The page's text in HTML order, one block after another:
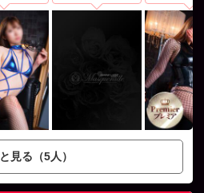
トは、来店ポイントがたまる①Insanity【ポ
と、
約ができる②Insanity【割引・予約】の２つ
は①のポイントが@056nfnqj、②の割引・予
になります。
プリをお使いでない場合、インターネット
ンロードしてください。
見る（5人）